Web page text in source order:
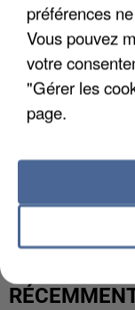
LES DONNÉES
préférences
Vous pouvez
votre
"Gérer les
page.